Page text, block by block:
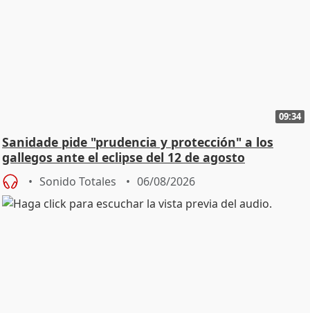
09:34
Sanidade pide "prudencia y protección" a los
gallegos ante el eclipse del 12 de agosto
Sonido Totales 06/08/2026